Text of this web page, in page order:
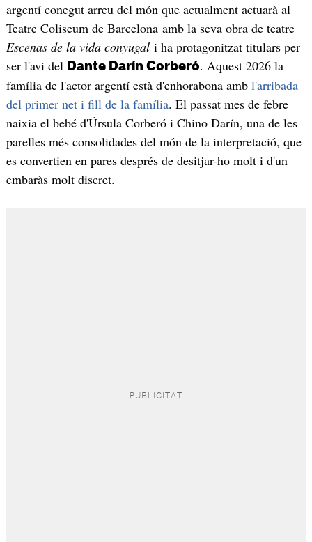
argentí conegut arreu del món que actualment actuarà al
Teatre Coliseum de Barcelona amb la seva obra de teatre
Escenas de la vida conyugali ha protagonitzat titulars per
ser l'avi del Dante Darín Corberó. Aquest 2026 la
família de l'actor argentí està d'enhorabona ambl'arribada
del primer net i fill de la família. El passat mes de febre
naixia el bebé d'Úrsula Corberó i Chino Darín, una de les
parelles més consolidades del món de la interpretació, que
es convertien en pares després de desitjar-ho molt i d'un
embaràs molt discret.